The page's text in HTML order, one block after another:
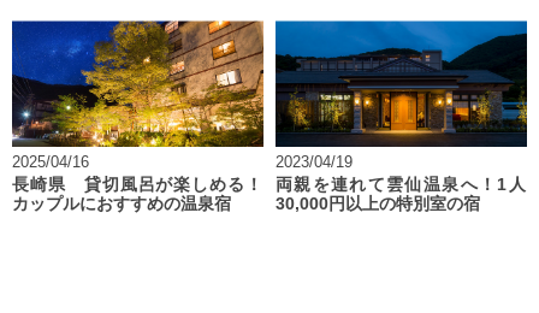
2025/04/16
長崎県 貸切風呂が楽しめる！
カップルにおすすめの温泉宿
2023/04/19
両親を連れて雲仙温泉へ！1人
30,000円以上の特別室の宿